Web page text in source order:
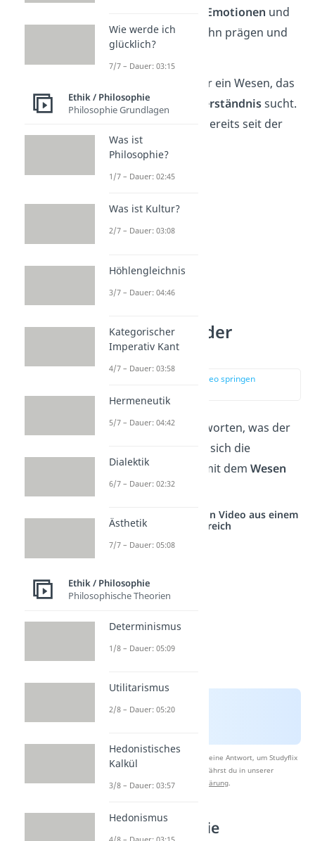
Emotionen und
Verhaltensweisen
, die ihn prägen und
unterscheiden.
ist er ein Wesen, das
nachSinnund Selbstverständnissucht.
Das ist eine Frage, die bereits seit der
Antike diskutiert wird.
Der Mensch in der
Philosophie
zur Stelle im Video springen
Um die Frage zu beantworten, was der
Mensch ist, beschäftigt sich die
Philosophie
vor allem mit dem Wesen
des Menschen.
Studyflix vernetzt: Hier ein Video aus einem
anderen Bereich
Nach Beantwortung speichern wir deine Antwort, um Studyflix
zu verbessern. Mehr dazu erfährst du in unserer
Datenschutzerklärung.
Antike Philosophie
Wie werde ich
glücklich?
7/7 – Dauer: 03:15
Ethik / Philosophie
Philosophie Grundlagen
Was ist
Philosophie?
1/7 – Dauer: 02:45
Was ist Kultur?
2/7 – Dauer: 03:08
Höhlengleichnis
3/7 – Dauer: 04:46
Kategorischer
Imperativ Kant
4/7 – Dauer: 03:58
Hermeneutik
5/7 – Dauer: 04:42
Dialektik
6/7 – Dauer: 02:32
Ästhetik
7/7 – Dauer: 05:08
Ethik / Philosophie
Philosophische Theorien
Determinismus
1/8 – Dauer: 05:09
Utilitarismus
2/8 – Dauer: 05:20
Hedonistisches
Kalkül
3/8 – Dauer: 03:57
Hedonismus